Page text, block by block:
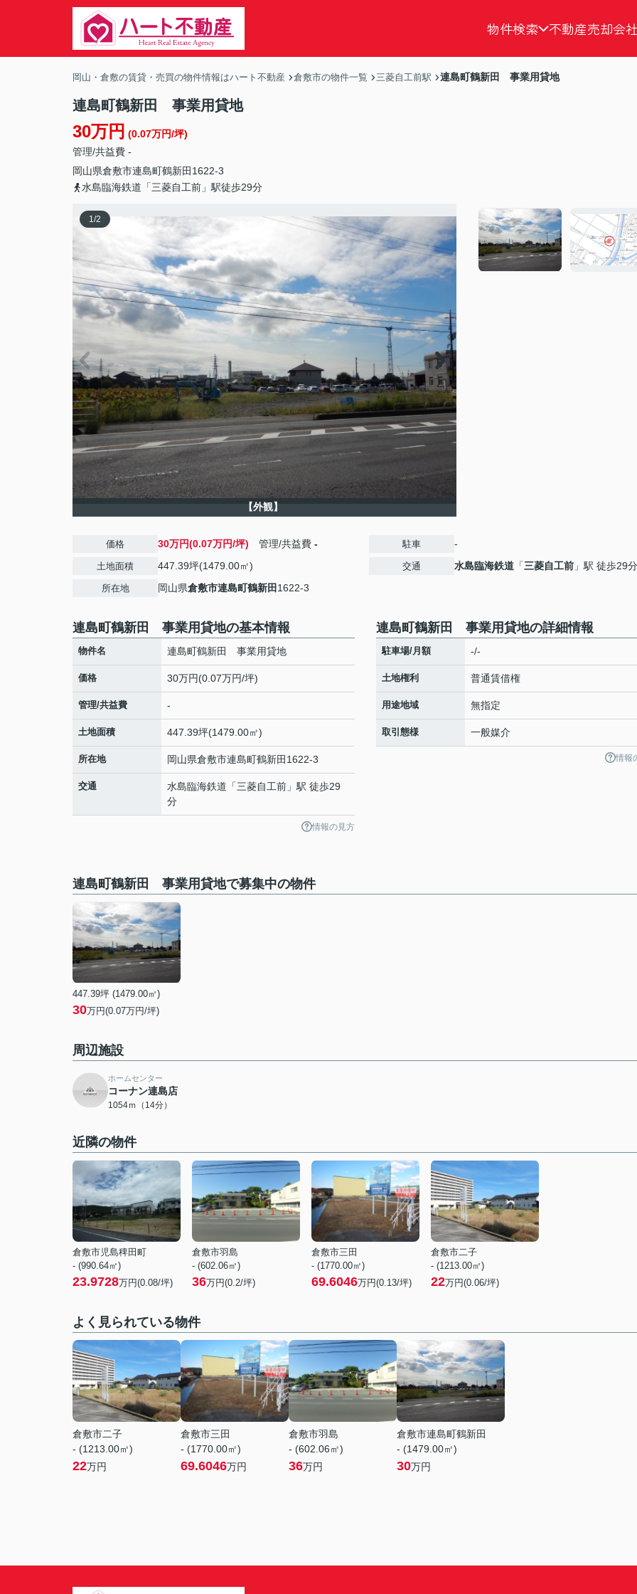
物件検索 不動産売却会
岡山・倉敷の賃貸・売買の物件情報はハート不動産 倉敷市の物件一覧 三菱自工前駅 連島町鶴新田 事業用貸地
連島町鶴新田 事業用貸地
30万円 (0.07万円/坪)
管理/共益費 -
岡山県倉敷市連島町鶴新田 1622-3
水島臨海鉄道「三菱自工前」駅徒歩29分
1/2
【外観】
価格 30万円(0.07万円/坪) 管理/共益費 -
土地面積 447.39坪(1479.00㎡)
所在地 岡山県倉敷市連島町鶴新田 1622-3
駐車 -
交通 水島臨海鉄道 「三菱自工前 」駅 徒歩29分
連島町鶴新田 事業用貸地の基本情報
物件名 連島町鶴新田 事業用貸地
価格 30万円(0.07万円/坪)
管理/共益費 -
土地面積 447.39坪(1479.00㎡)
所在地 岡山県倉敷市連島町鶴新田 1622-3
交通 水島臨海鉄道 「三菱自工前 」駅 徒歩29
分
情報の見方
連島町鶴新田 事業用貸地の詳細情報
駐車場/月額 -/-
土地権利 普通賃借権
用途地域 無指定
取引態様 一般媒介
情報
連島町鶴新田 事業用貸地で募集中の物件
447.39坪 (1479.00㎡)
30万円(0.07万円/坪)
周辺施設
ホームセンター
コーナン連島店
1054ｍ（14分）
近隣の物件
倉敷市児島稗田町
- (990.64㎡)
23.9728万円(0.08/坪)
倉敷市羽島
- (602.06㎡)
36万円(0.2/坪)
倉敷市三田
- (1770.00㎡)
69.6046万円(0.13/坪)
倉敷市二子
- (1213.00㎡)
22万円(0.06/坪)
よく見られている物件
倉敷市二子
- (1213.00㎡)
22万円
倉敷市三田
- (1770.00㎡)
69.6046万円
倉敷市羽島
- (602.06㎡)
36万円
倉敷市連島町鶴新田
- (1479.00㎡)
30万円